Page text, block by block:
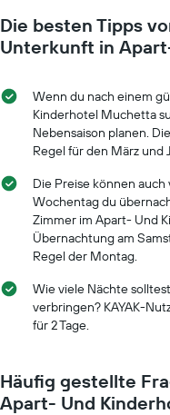
Die besten Tipps
Unterkunft in
Wenn du nach einem
Kinderhotel Muchetta
Nebensaison planen.
Regel für den März und
Die Preise können
Wochentag du
Zimmer im Apart- Und
Übernachtung am
Regel der Montag.
Wie viele Nächte
verbringen? KAYAK-
für 2 Tage.
Häufig gestellte
Apart- Und